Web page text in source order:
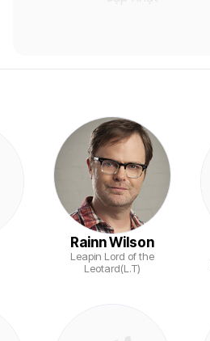
Rainn Wilson
Leapin Lord of the
Leotard(L.T)